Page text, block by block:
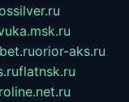
orior-aks.ru
flatnsk.ru